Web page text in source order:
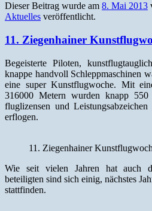
Dieser Beitrag wurde am 8. Mai 2013
Aktuelles veröffentlicht.
11. Ziegenhainer
Begeis­terte Piloten,
knappe hand­voll Schlepp­maschi­nen
eine super Kun­st­flug­woche. Mit
316000 Metern wur­den knapp
fluglizensen und
erflogen.
11. Ziegen­hain­er
Wie seit vie­len Jahren hat auch
beteiligten sind sich einig, näch­stes
stattfinden.